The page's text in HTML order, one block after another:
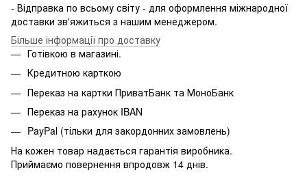
- Відправка по всьому світу - для оформлення міжнародної
доставки зв'яжиться з нашим менеджером.
Більше інформації про доставку
Готівкою в магазині.
Кредитною карткою
Переказ на картки ПриватБанк та МоноБанк
Переказ на рахунок IBAN
PayPal (тільки для закордонних замовлень)
На кожен товар надається гарантія виробника.
Приймаємо повернення впродовж 14 днів.